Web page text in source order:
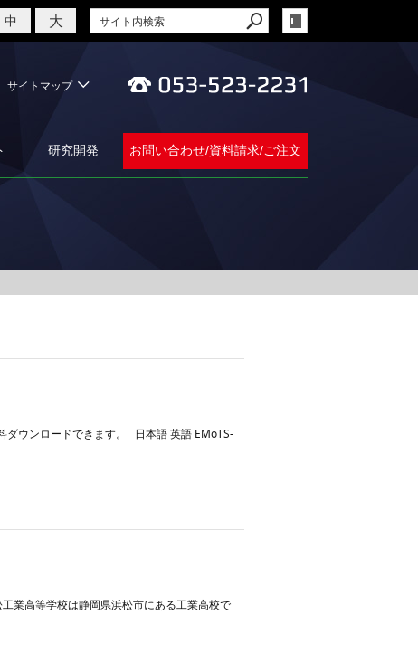
中 大
サイトマップ
研究開発 お問い合わせ/資料請求/ご注文
ダウンロードできます。 日本語 英語 EMoTS-
業高等学校は静岡県浜松市にある工業高校で